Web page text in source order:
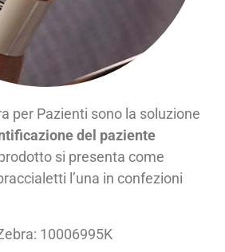
per Pazienti sono la soluzione
del paziente
si presenta come
l’una in confezioni
10006995K